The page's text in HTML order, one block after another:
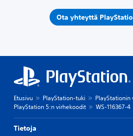
Ota yhteyttä
Etusivu PlayStation-tuki
PlayStationin
PlayStation 5:n virhekoodit
WS-116367-4
Tietoja